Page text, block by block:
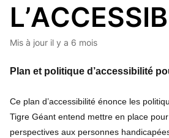
Mis à jour il y a 6 mois
Plan et politique d’accessibilité
Ce plan d’accessibilité énonce les
Tigre Géant entend mettre en place
perspectives aux personnes